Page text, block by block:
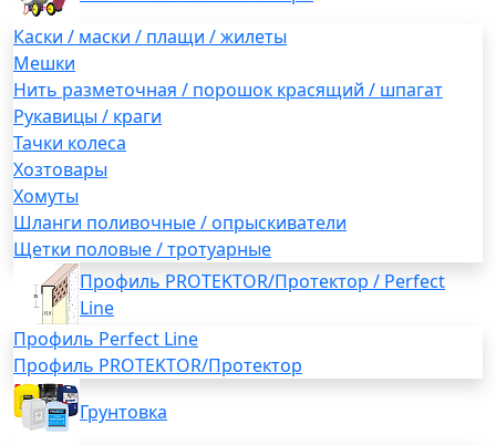
Каски / маски / плащи / жилеты
Мешки
Нить разметочная / порошок красящий / шпагат
Рукавицы / краги
Тачки колеса
Хозтовары
Хомуты
Шланги поливочные / опрыскиватели
Щетки половые / тротуарные
Профиль PROTEKTOR/Протектор / Perfect
Line
Профиль Perfect Line
Профиль PROTEKTOR/Протектор
Грунтовка